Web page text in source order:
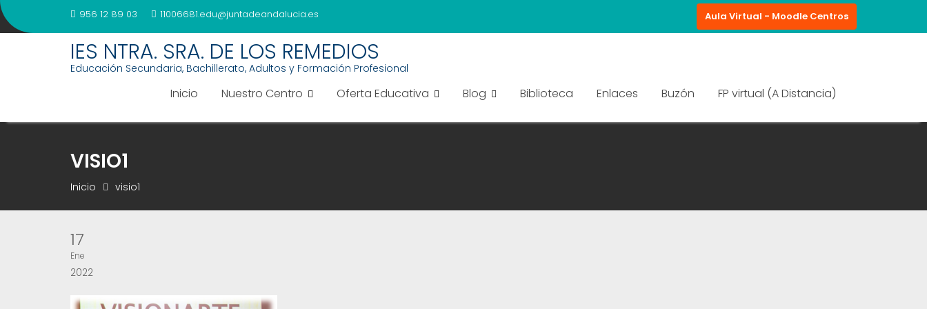
Saltar
al
956 12 89 03 11006681.edu@juntadeandalucia.es Aula Virtual - Moodle Centros
IES NTRA. SRA. DE LOS REMEDIOS
Educación Secundaria, Bachillerato, Adultos y Formación Profesional
Inicio Nuestro Centro Oferta Educativa Blog Biblioteca Enlaces Buzón FP virtual (A Distancia)
VISIO1
Inicio visio1
17
Ene
2022